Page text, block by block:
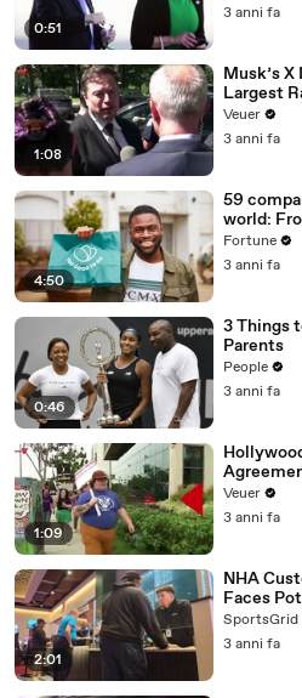
0:51
3 anni fa
1:08
Musk’s
Largest
Media
Veuer
3 anni fa
4:50
59
world:
Fortune
3 anni fa
0:46
3 Things
Parents
People
3 anni fa
1:09
Day Strike
Veuer
3 anni fa
2:01
NHA
Faces
SportsGrid
3 anni fa